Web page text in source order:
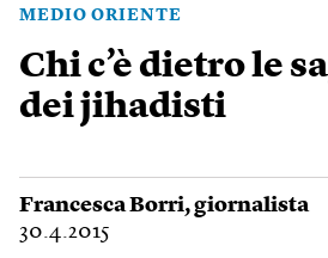
MEDIO ORIENTE
Chi c’è dietro le
dei jihadisti
Francesca Borri, giornalista
30.4.2015